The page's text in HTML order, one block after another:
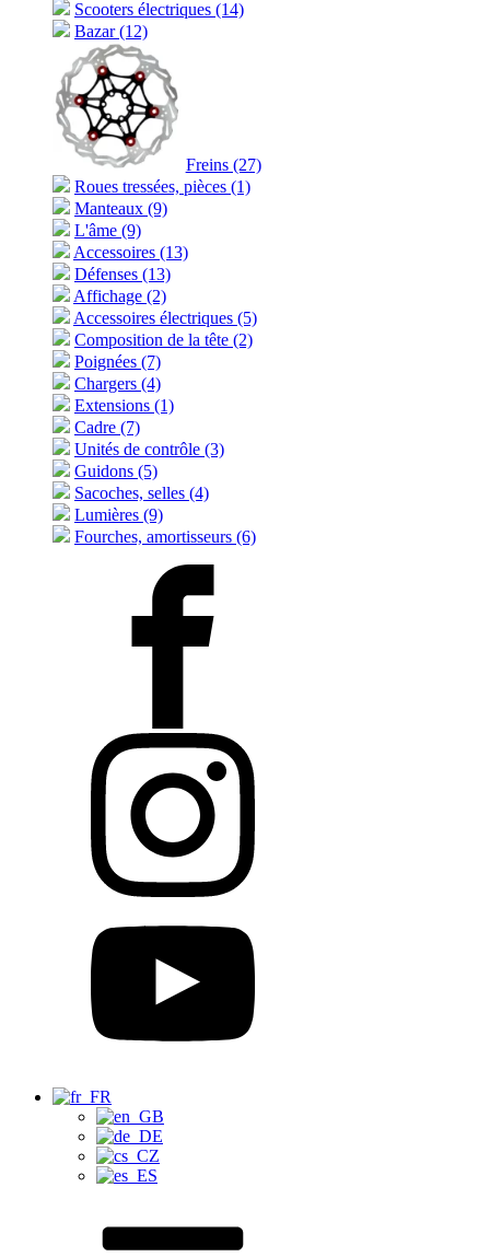
Scooters électriques (14)
Bazar (12)
Freins (27)
Roues tressées, pièces (1)
Manteaux (9)
L'âme (9)
Accessoires (13)
Défenses (13)
Affichage (2)
Accessoires électriques (5)
Composition de la tête (2)
Poignées (7)
Chargers (4)
Extensions (1)
Cadre (7)
Unités de contrôle (3)
Guidons (5)
Sacoches, selles (4)
Lumières (9)
Fourches, amortisseurs (6)